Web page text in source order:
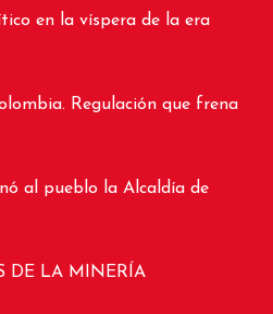
en la víspera de la era
Regulación que frena
al pueblo la Alcaldía de
DE LA MINERÍA